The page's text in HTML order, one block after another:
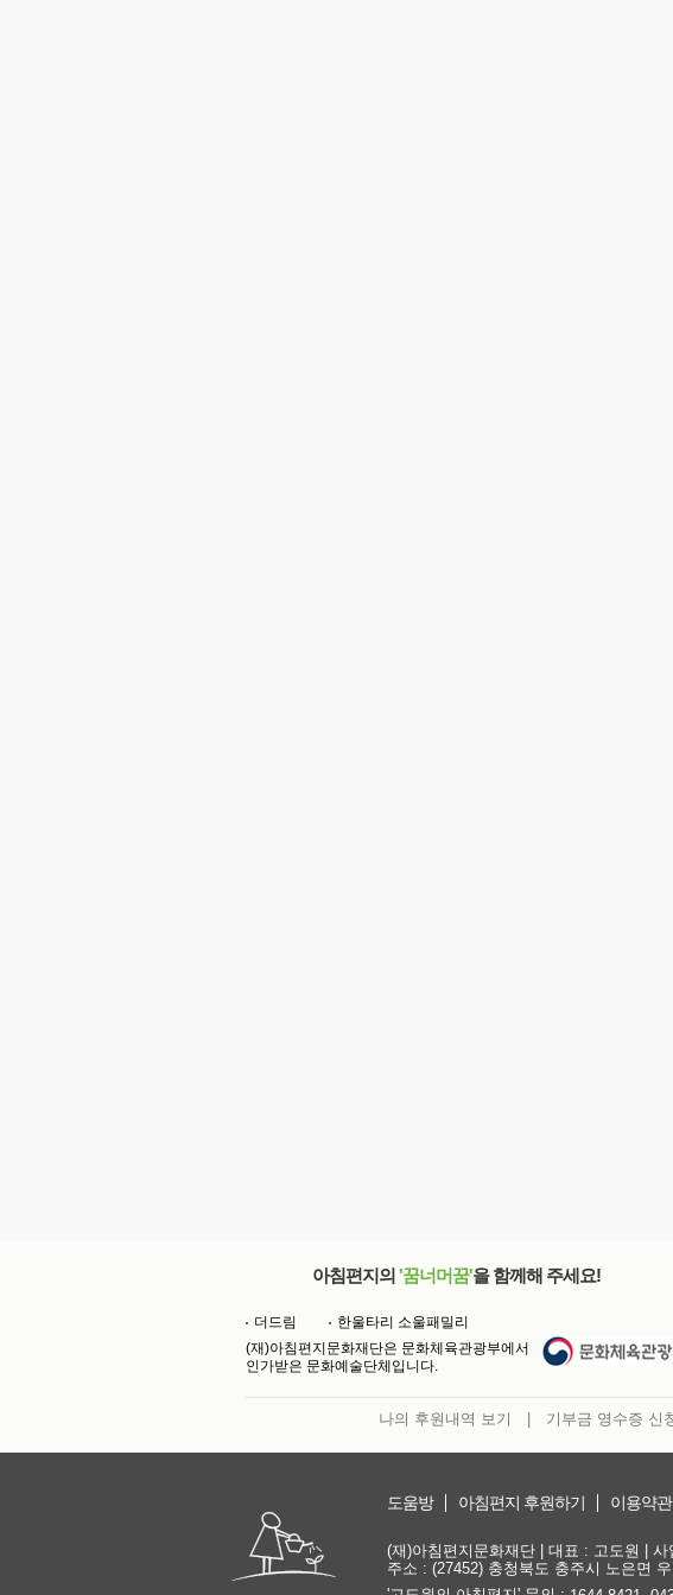
아침편지의 '꿈너머꿈'을 함께해 주세요!
더드림
한울타리 소울패밀리
(재)아침편지문화재단은 문화체육관광부에서
인가받은 문화예술단체입니다.
나의 후원내역 보기 기부금 영수증 신
도움방 아침편지 후원하기 이용약관
(재)아침편지문화재단 | 대표 : 고도원 |
주소 : (27452) 충청북도 충주시 노은면